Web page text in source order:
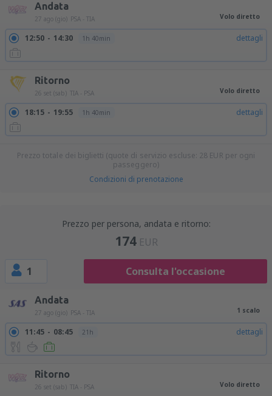
Andata
27 ago (gio) PSA - TIA Volo diretto
12:50 14:30 1h 40min dettagli
Ritorno
26 set (sab) TIA - PSA Volo diretto
18:15 19:55 1h 40min dettagli
Prezzo totale dei biglietti (quote di servizio escluse: 28 EUR per ogni
passeggero)
Condizioni di prenotazione
Prezzo per persona, andata e ritorno:
174 EUR
1 Consulta l'occasione
Andata
27 ago (gio) PSA - TIA 1 scalo
11:45 08:45 21h dettagli
Ritorno
26 set (sab) TIA - PSA Volo diretto